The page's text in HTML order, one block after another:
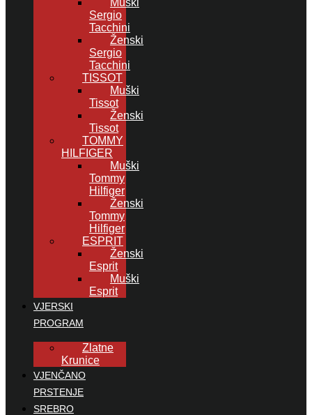
Muški
Sergio
Tacchini
Ženski
Sergio
Tacchini
TISSOT
Muški
Tissot
Ženski
Tissot
TOMMY
HILFIGER
Muški
Tommy
Hilfiger
Ženski
Tommy
Hilfiger
ESPRIT
Ženski
Esprit
Muški
Esprit
VJERSKI
PROGRAM
Zlatne
Krunice
VJENČANO
PRSTENJE
SREBRO